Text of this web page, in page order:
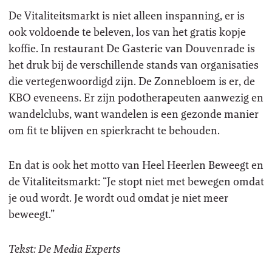
De Vitaliteitsmarkt is niet alleen inspanning, er is
ook voldoende te beleven, los van het gratis kopje
koffie. In restaurant De Gasterie van Douvenrade is
het druk bij de verschillende stands van organisaties
die vertegenwoordigd zijn. De Zonnebloem is er, de
KBO eveneens. Er zijn podotherapeuten aanwezig en
wandelclubs, want wandelen is een gezonde manier
om fit te blijven en spierkracht te behouden.
En dat is ook het motto van Heel Heerlen Beweegt en
de Vitaliteitsmarkt: “Je stopt niet met bewegen omdat
je oud wordt. Je wordt oud omdat je niet meer
beweegt.”
Tekst: De Media Experts